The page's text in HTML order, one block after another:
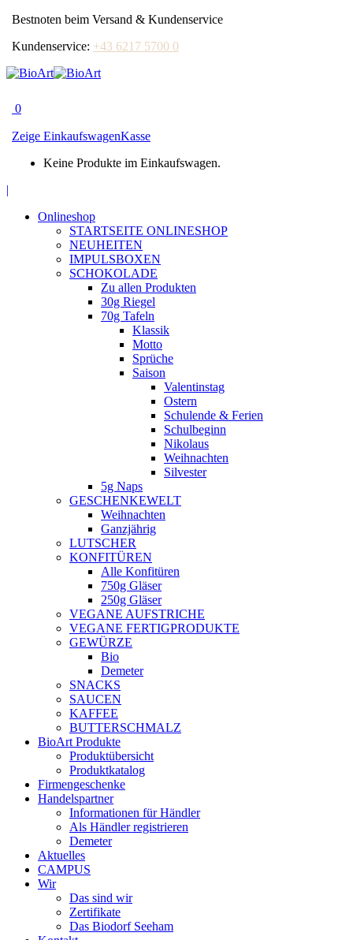
Bestnoten beim Versand & Kundenservice
Kundenservice: +43 6217 5700 0
0
Zeige EinkaufswagenKasse
Keine Produkte im Einkaufswagen.
opens
|
Onlineshop
STARTSEITE ONLINESHOP
NEUHEITEN
IMPULSBOXEN
SCHOKOLADE
Zu allen Produkten
30g Riegel
70g Tafeln
Klassik
Motto
Sprüche
Saison
Valentinstag
Ostern
Schulende & Ferien
Schulbeginn
Nikolaus
Weihnachten
Silvester
5g Naps
GESCHENKEWELT
Weihnachten
Ganzjährig
LUTSCHER
KONFITÜREN
Alle Konfitüren
750g Gläser
250g Gläser
VEGANE AUFSTRICHE
VEGANE FERTIGPRODUKTE
GEWÜRZE
Bio
Demeter
SNACKS
SAUCEN
KAFFEE
BUTTERSCHMALZ
BioArt Produkte
Produktübersicht
Produktkatalog
Firmengeschenke
Handelspartner
Informationen für Händler
Als Händler registrieren
Demeter
Aktuelles
CAMPUS
Wir
Das sind wir
Zertifikate
Das Biodorf Seeham